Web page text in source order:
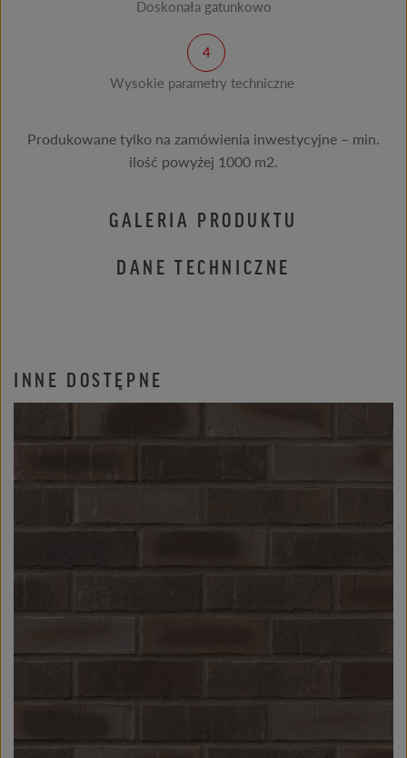
Doskonała gatunkowo
Wysokie parametry techniczne
Produkowane tylko na zamówienia inwestycyjne – min.
ilość powyżej 1000 m2.
GALERIA PRODUKTU
DANE TECHNICZNE
INNE DOSTĘPNE